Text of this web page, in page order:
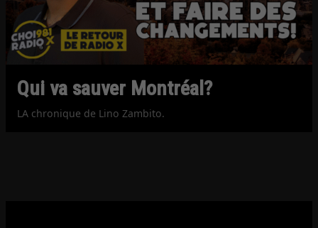
Qui va sauver Montréal?
LA chronique de Lino Zambito.